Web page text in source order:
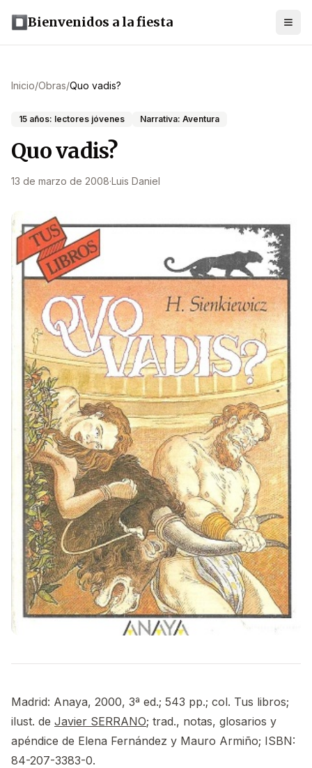
Bienvenidos a la fiesta
Inicio/Obras/Quo vadis?
15 años: lectores jóvenes Narrativa: Aventura
Quo vadis?
13 de marzo de 2008·Luis Daniel
Madrid: Anaya, 2000, 3ª ed.; 543 pp.; col. Tus libros;
ilust. de Javier SERRANO; trad., notas, glosarios y
apéndice de Elena Fernández y Mauro Armiño; ISBN:
84-207-3383-0.